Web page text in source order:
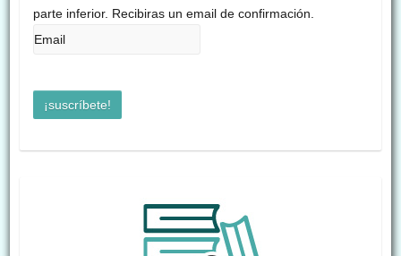
parte inferior. Recibiras un email de confirmación.